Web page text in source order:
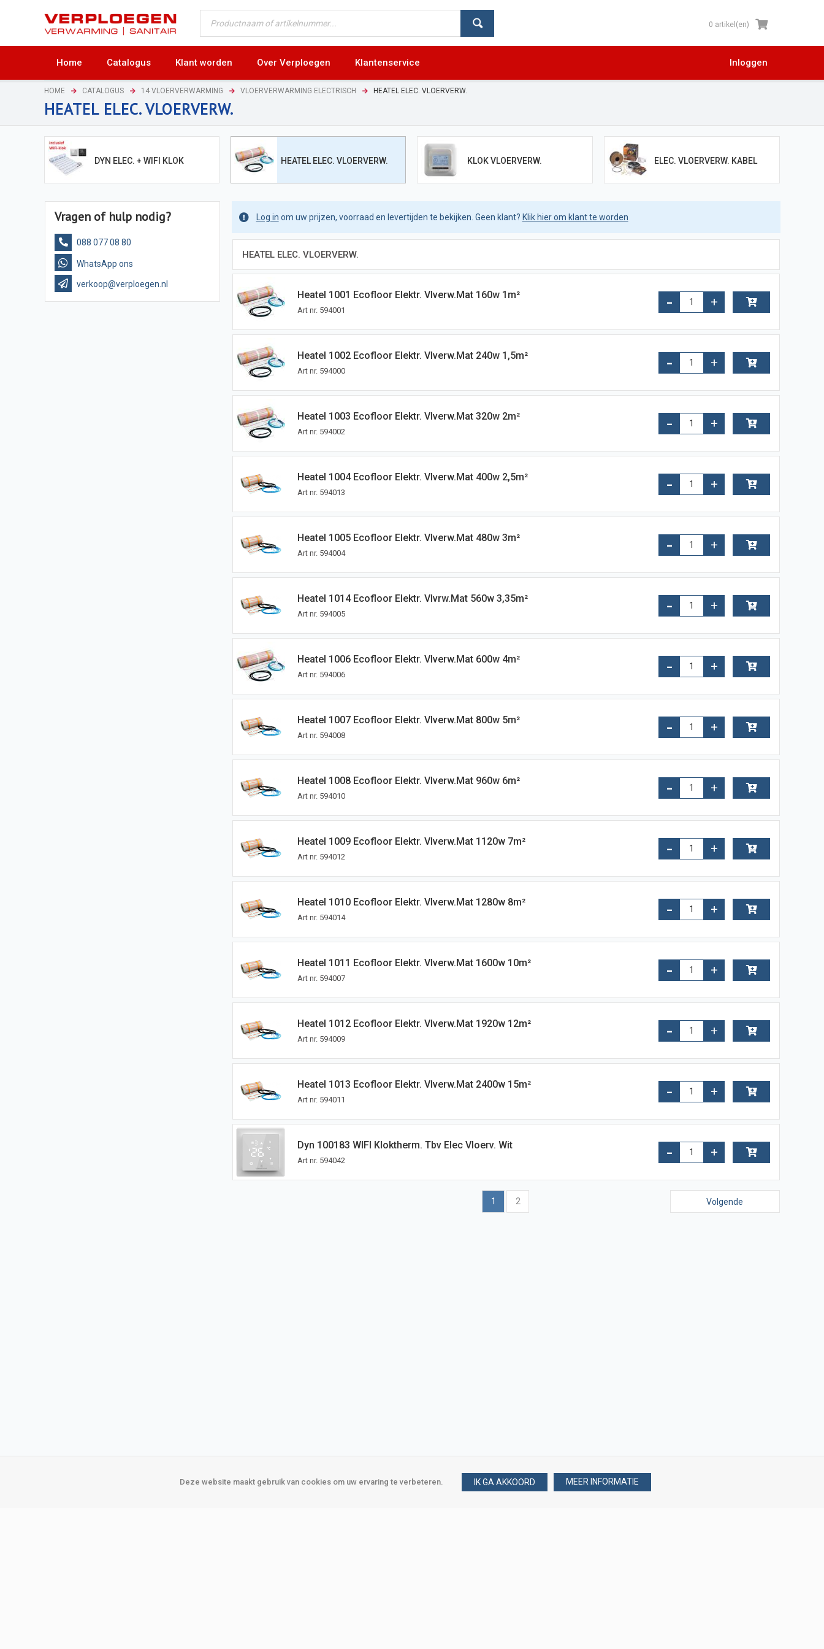
Deze website maakt gebruik van cookies om uw ervaring te verbeteren. IK GA AKKOORD MEER INFORMATIE
0 artikel(en)
Home Catalogus Klant worden Over Verploegen Klantenservice Inloggen
HOME CATALOGUS 14 VLOERVERWARMING VLOERVERWARMING ELECTRISCH HEATEL ELEC. VLOERVERW.
HEATEL ELEC. VLOERVERW.
DYN ELEC. + WIFI KLOK HEATEL ELEC. VLOERVERW. KLOK VLOERVERW. ELEC. VLOERVERW. KABEL
Log in om uw prijzen, voorraad en levertijden te bekijken. Geen klant? Klik hier om klant te worden
HEATEL ELEC. VLOERVERW.
Heatel 1001 Ecofloor Elektr. Vlverw.mat 160w 1m²
Art nr. 594001
Heatel 1002 Ecofloor Elektr. Vlverw.mat 240w 1,5m²
Art nr. 594000
Heatel 1003 Ecofloor Elektr. Vlverw.mat 320w 2m²
Art nr. 594002
Heatel 1004 Ecofloor Elektr. Vlverw.mat 400w 2,5m²
Art nr. 594013
Heatel 1005 Ecofloor Elektr. Vlverw.mat 480w 3m²
Art nr. 594004
Heatel 1014 Ecofloor Elektr. Vlvrw.mat 560w 3,35m²
Art nr. 594005
Heatel 1006 Ecofloor Elektr. Vlverw.mat 600w 4m²
Art nr. 594006
Heatel 1007 Ecofloor Elektr. Vlverw.mat 800w 5m²
Art nr. 594008
Heatel 1008 Ecofloor Elektr. Vlverw.mat 960w 6m²
Art nr. 594010
Heatel 1009 Ecofloor Elektr. Vlverw.mat 1120w 7m²
Art nr. 594012
Heatel 1010 Ecofloor Elektr. Vlverw.mat 1280w 8m²
Art nr. 594014
Heatel 1011 Ecofloor Elektr. Vlverw.mat 1600w 10m²
Art nr. 594007
Heatel 1012 Ecofloor Elektr. Vlverw.mat 1920w 12m²
Art nr. 594009
Heatel 1013 Ecofloor Elektr. Vlverw.mat 2400w 15m²
Art nr. 594011
Dyn 100183 WIFI Kloktherm. Tbv Elec Vloerv. Wit
Art nr. 594042
1 2
Vragen of hulp nodig?
088 077 08 80
WhatsApp ons
verkoop@verploegen.nl